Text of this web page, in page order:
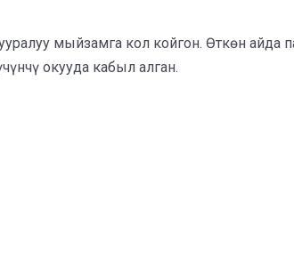
мыйзамга кол койгон. Өткөн
окууда кабыл алган.